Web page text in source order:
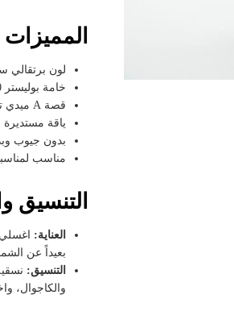
المميزات
لون برتقالي
خامة بوليستر 100% سهلة العناية
قصة A ميدي تمنح حركة أنثوية ومريحة
ياقة مستديرة
بدون جيوب
مناسب
التنسيق
العناية:
بعيداً عن
التنسيق:
والكاجوال،